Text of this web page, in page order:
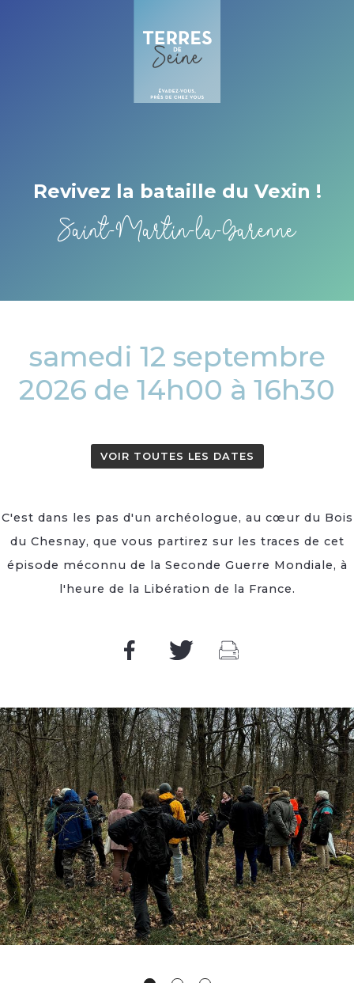
Revivez la bataille du Vexin !
Saint-Martin-la-Garenne
samedi 12 septembre
2026 de 14h00 à 16h30
VOIR TOUTES LES DATES
C'est dans les pas d'un archéologue, au cœur du Bois
du Chesnay, que vous partirez sur les traces de cet
épisode méconnu de la Seconde Guerre Mondiale, à
l'heure de la Libération de la France.